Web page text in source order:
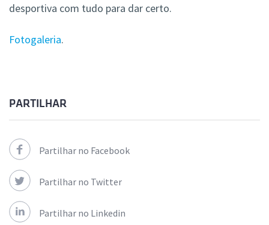
desportiva com tudo para dar certo.
Fotogaleria.
PARTILHAR
Partilhar no Facebook
Partilhar no Twitter
Partilhar no Linkedin